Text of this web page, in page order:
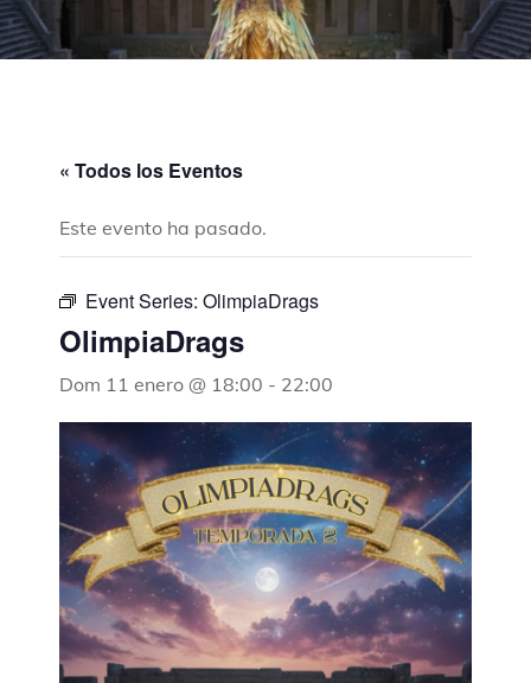
« Todos los Eventos
Este evento ha pasado.
Event Series: OlimpiaDrags
OlimpiaDrags
Dom 11 enero @ 18:00 - 22:00